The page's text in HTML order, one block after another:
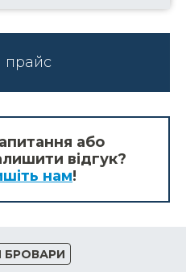
прайс
або
відгук?
нам!
БРОВАРИ